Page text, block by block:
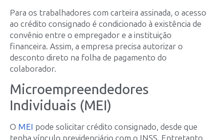
Para os trabalhadores com carteira assinada, o acesso
ao crédito consignado é condicionado à existência de
convênio entre o empregador e a instituição
financeira. Assim, a empresa precisa autorizar o
desconto direto na folha de pagamento do
colaborador.
Microempreendedores
Individuais (MEI)
O MEI pode solicitar crédito consignado, desde que
tenha vínculo previdenciário com o INSS. Entretanto,